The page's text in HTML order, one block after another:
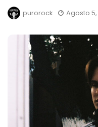
purorock Agosto